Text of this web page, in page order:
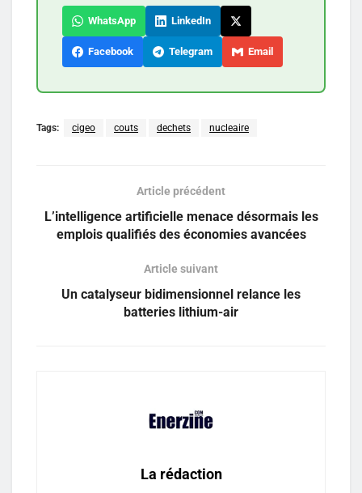
WhatsApp LinkedIn
Facebook Telegram Email
Tags: cigeo couts dechets nucleaire
Article précédent
L’intelligence artificielle menace désormais les
emplois qualifiés des économies avancées
Article suivant
Un catalyseur bidimensionnel relance les
batteries lithium-air
La rédaction